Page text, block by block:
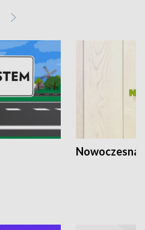
Nowoczesna